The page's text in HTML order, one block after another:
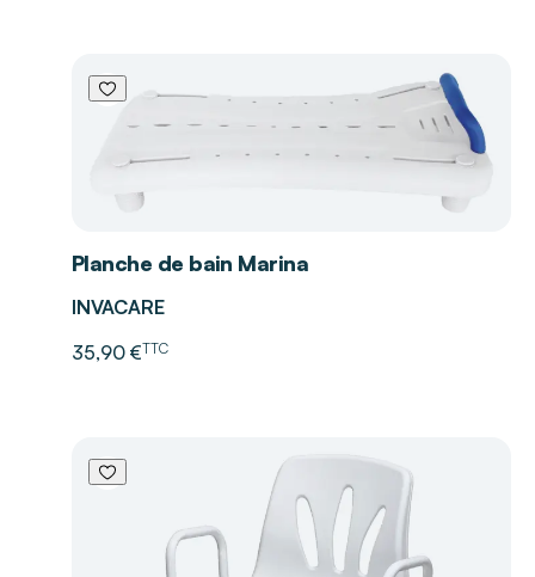
Planche de bain Marina
INVACARE
35,90 €TTC